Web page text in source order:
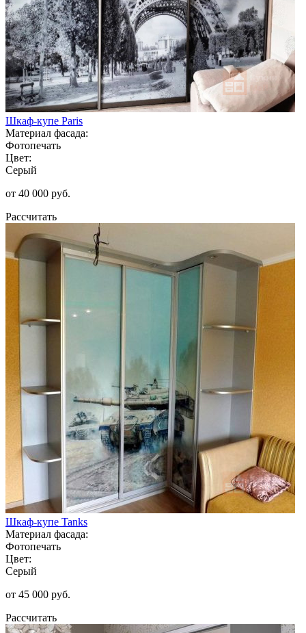
Шкаф-купе Paris
Материал фасада:
Фотопечать
Цвет:
Серый
от 40 000 руб.
Рассчитать
Шкаф-купе Tanks
Материал фасада:
Фотопечать
Цвет:
Серый
от 45 000 руб.
Рассчитать